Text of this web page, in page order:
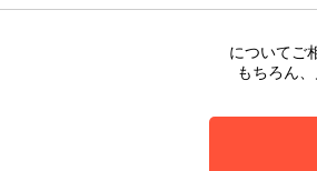
についてご
もちろん